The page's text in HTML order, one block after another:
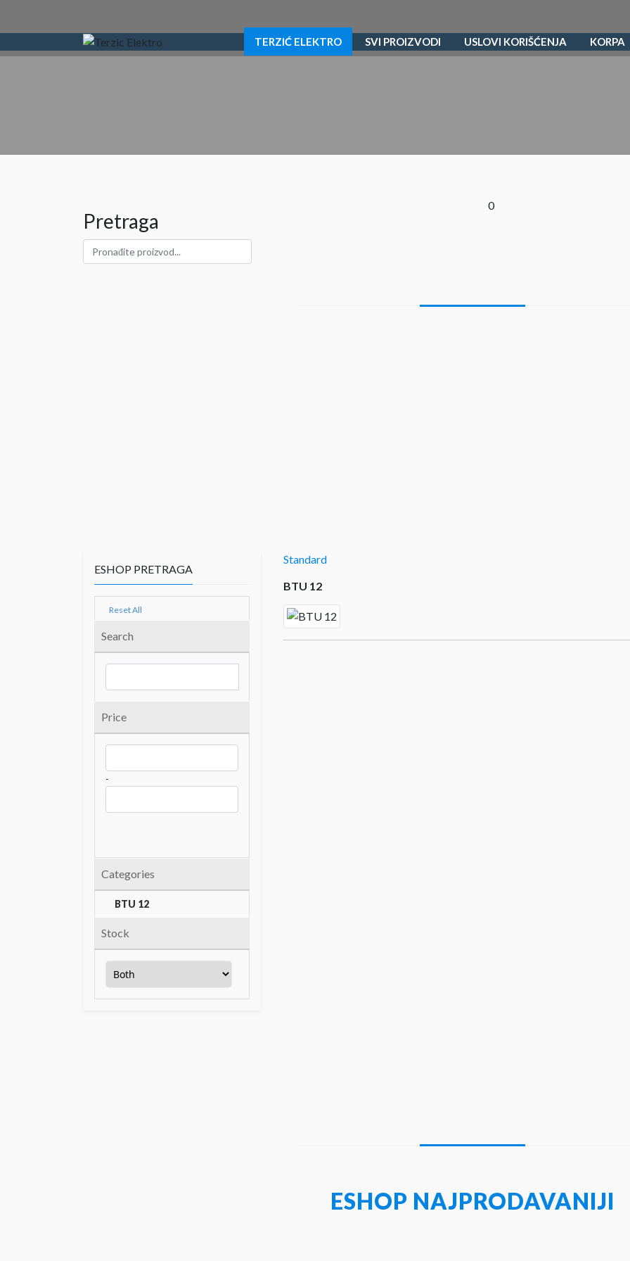
TERZIĆ ELEKTRO SVI PROIZVODI USLOVI KORIŠĆENJA KORPA
Pretraga
0
Standard
BTU 12
ESHOP PRETRAGA
Reset All
Search
Price
-
Categories
BTU 12
Stock
ESHOP NAJPRODAVANIJI